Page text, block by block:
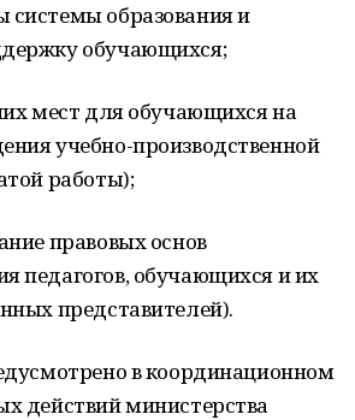
системы образования и
обучающихся;
мест для обучающихся на
учебно-производственной
работы);
правовых основ
педагогов, обучающихся и их
представителей).
в координационном
действий министерства